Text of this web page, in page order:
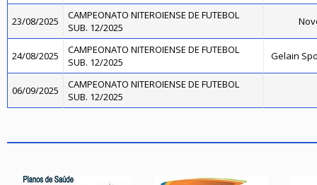
23/08/2025
CAMPEONATO NITEROIENSE DE FUTEBOL
SUB. 12/2025
24/08/2025
CAMPEONATO NITEROIENSE DE FUTEBOL
SUB. 12/2025
Gelain
06/09/2025
CAMPEONATO NITEROIENSE DE FUTEBOL
SUB. 12/2025